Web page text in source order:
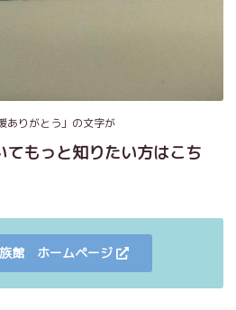
ありがとう」の文字が
もっと知りたい方はこち
館 ホームページ